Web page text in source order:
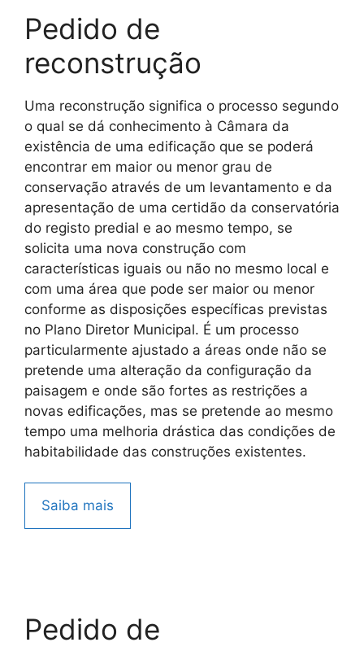
Pedido de
reconstrução
Uma reconstrução significa o processo segundo
o qual se dá conhecimento à Câmara da
existência de uma edificação que se poderá
encontrar em maior ou menor grau de
conservação através de um levantamento e da
apresentação de uma certidão da conservatória
do registo predial e ao mesmo tempo, se
solicita uma nova construção com
características iguais ou não no mesmo local e
com uma área que pode ser maior ou menor
conforme as disposições específicas previstas
no Plano Diretor Municipal. É um processo
particularmente ajustado a áreas onde não se
pretende uma alteração da configuração da
paisagem e onde são fortes as restrições a
novas edificações, mas se pretende ao mesmo
tempo uma melhoria drástica das condições de
habitabilidade das construções existentes.
Saiba mais
Pedido de